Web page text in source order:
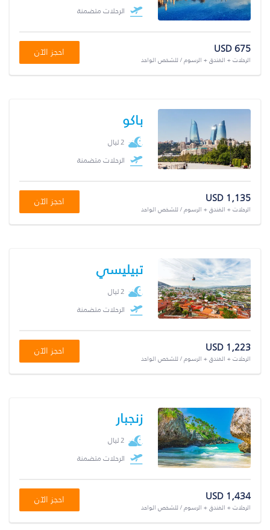
الرحلات متضمنة
USD 675
الرحلات + الفندق + الرسوم / للشخص الواحد
احجز الآن
باكو
2 ليال
الرحلات متضمنة
USD 1,135
الرحلات + الفندق + الرسوم / للشخص الواحد
احجز الآن
تبيليسي
2 ليال
الرحلات متضمنة
USD 1,223
الرحلات + الفندق + الرسوم / للشخص الواحد
احجز الآن
زنجبار
2 ليال
الرحلات متضمنة
USD 1,434
الرحلات + الفندق + الرسوم / للشخص الواحد
احجز الآن